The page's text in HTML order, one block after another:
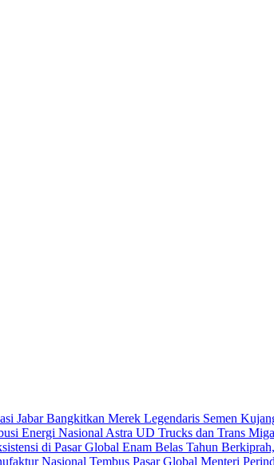
Bangkitkan Merek Legendaris Semen
Astra UD Trucks dan Trans
Enam Belas Tahun
Menteri